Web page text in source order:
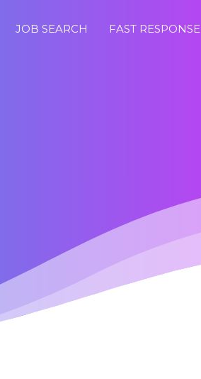
JOB SEARCH FAST RESPONSE